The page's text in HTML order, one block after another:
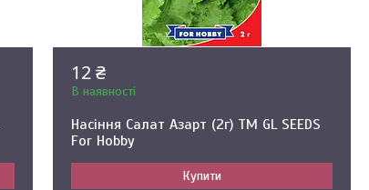
12 ₴
В наявності
Насіння Салат Азарт (2г) ТМ GL SEEDS
For Hobby
Купити